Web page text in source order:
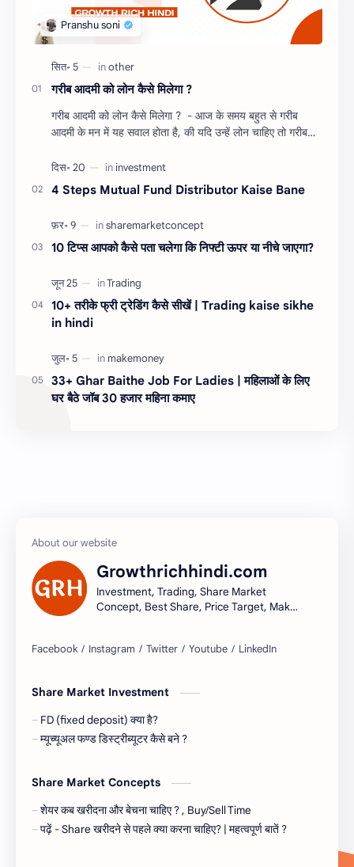
गरीब आदमी को लोन कैसे मिलेगा ?
गरीब आदमी को लोन कैसे मिलेगा ? - आज के समय बहुत से गरीब
आदमी के मन में यह सवाल होता है, की यदि उन्हें लोन चाहिए तो गरीब
4 Steps Mutual Fund Distributor Kaise Bane
10 टिप्स आपको कैसे पता चलेगा कि निफ्टी ऊपर या नीचे जाएगा?
10+ तरीके फ्री ट्रेडिंग कैसे सीखें | Trading kaise sikhe
in hindi
33+ Ghar Baithe Job For Ladies | महिलाओं के लिए
घर बैठे जॉब 30 हजार महिना कमाए
Growthrichhindi.com
Investment, Trading, Share Market
Concept, Best Share, Price Target, Make
Share Market Investment
FD (fixed deposit) क्या है?
म्यूच्यूअल फण्ड डिस्ट्रीब्यूटर कैसे बने ?
Share Market Concepts
शेयर कब खरीदना और बेचना चाहिए ? , Buy/Sell Time
पढ़ें - Share खरीदने से पहले क्या करना चाहिए? | महत्वपूर्ण बातें ?